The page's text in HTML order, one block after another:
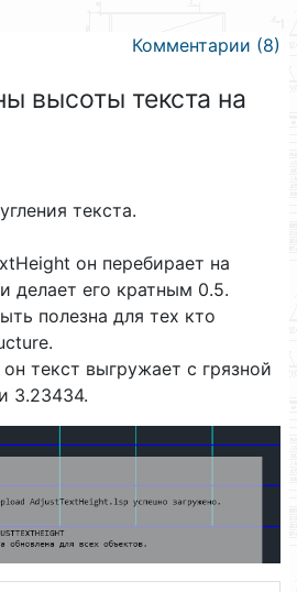
Комментарии (8)
высоты текста на
текста.
он перебирает на
делает его кратным 0.5.
полезна для тех кто
текст выгружает с грязной
3.23434.